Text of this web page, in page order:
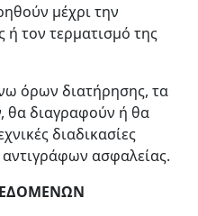
μέχρι την
τον τερματισμό της
όρων διατήρησης, τα
θα διαγραφούν ή θα
διαδικασίες
ασφαλείας.